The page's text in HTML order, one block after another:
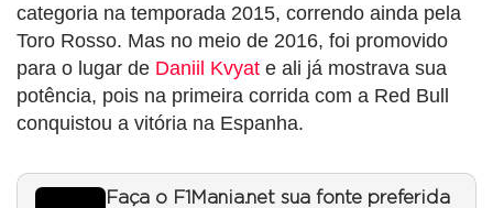
categoria na temporada 2015, correndo ainda pela
Toro Rosso. Mas no meio de 2016, foi promovido
para o lugar de Daniil Kvyat e ali já mostrava sua
potência, pois na primeira corrida com a Red Bull
conquistou a vitória na Espanha.
Faça o F1Mania.net sua fonte preferida